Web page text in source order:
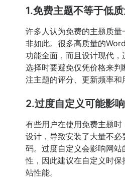
1.免费主题不等于低
许多人认为免费的主题质
非如此。很多高质量的
功能全面，而且设计现代，
选择时要避免仅凭价格来
注主题的评分、更新频率和
2.过度自定义可能影
有些用户在使用免费主题
设计，导致安装了大量不
码。过度自定义会影响网站
性，因此建议在自定义时
站性能。